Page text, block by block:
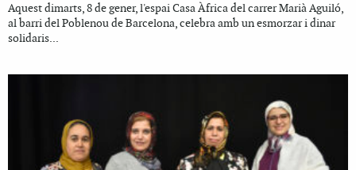
Aquest dimarts, 8 de gener, l'espai Casa Àfrica del carrer Marià Aguiló,
al barri del Poblenou de Barcelona, celebra amb un esmorzar i dinar
solidaris...